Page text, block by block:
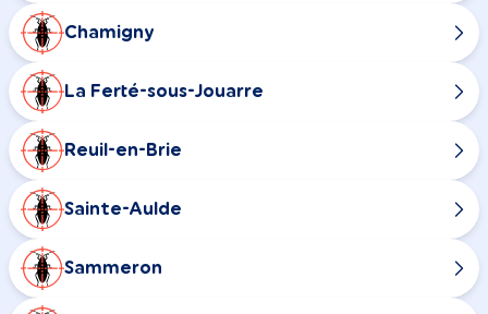
Chamigny
La Ferté-sous-Jouarre
Reuil-en-Brie
Sainte-Aulde
Sammeron